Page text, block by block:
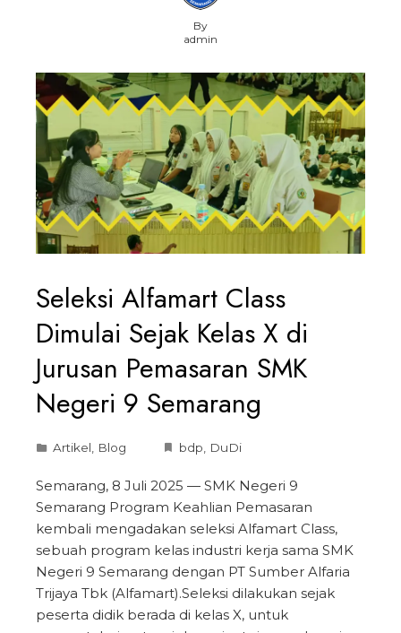
By
admin
Seleksi Alfamart Class
Dimulai Sejak Kelas X di
Jurusan Pemasaran SMK
Negeri 9 Semarang
Artikel Blog bdp DuDi
Semarang, 8 Juli 2025 — SMK Negeri 9
Semarang Program Keahlian Pemasaran
kembali mengadakan seleksi Alfamart Class,
sebuah program kelas industri kerja sama SMK
Negeri 9 Semarang dengan PT Sumber Alfaria
Trijaya Tbk (Alfamart).Seleksi dilakukan sejak
peserta didik berada di kelas X, untuk